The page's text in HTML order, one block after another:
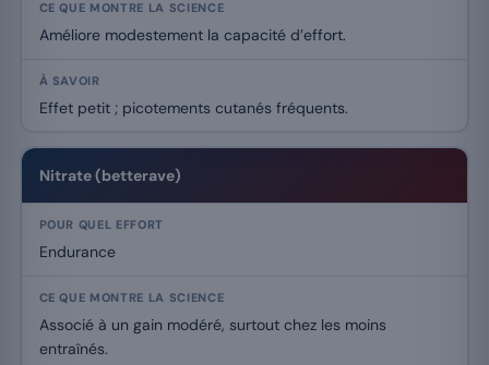
Améliore modestement la capacité d’effort.
Effet petit ; picotements cutanés fréquents.
Nitrate (betterave)
Endurance
Associé à un gain modéré, surtout chez les moins
entraînés.